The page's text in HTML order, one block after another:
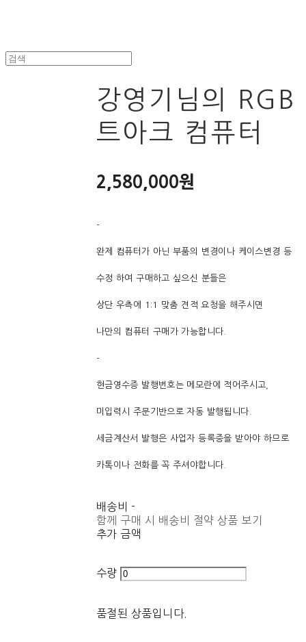
강영기님의 RGB
트아크 컴퓨터
2,580,000원
-
완제 컴퓨터가 아닌 부품의 변경이나 케이스변경 등
수정 하여 구매하고 싶으신 분들은
상단 우측에 1:1 맞춤 견적 요청을 해주시면
나만의 컴퓨터 구매가 가능합니다.
-
현금영수증 발행번호는 메모란에 적어주시고,
미입력시 주문기반으로 자동 발행됩니다.
세금계산서 발행은 사업자 등록증을 받아야 하므로
카톡이나 전화를 꼭 주셔야합니다.
배송비 -
함께 구매 시 배송비 절약 상품 보기
추가 금액
수량
품절된 상품입니다.